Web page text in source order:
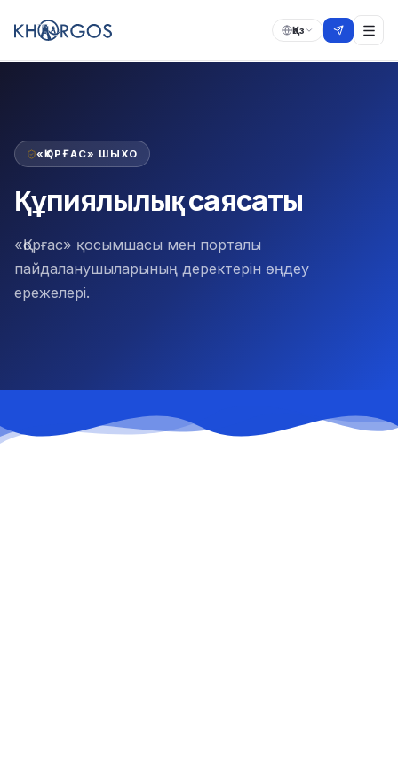
Қаз
«ҚОРҒАС» ШЫХО
Құпиялылық саясаты
«Қорғас» қосымшасы мен порталы
пайдаланушыларының деректерін өңдеу
ережелері.